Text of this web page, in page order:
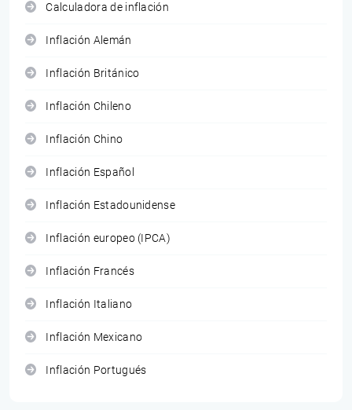
Calculadora de inflación
Inflación Alemán
Inflación Británico
Inflación Chileno
Inflación Chino
Inflación Español
Inflación Estadounidense
Inflación europeo (IPCA)
Inflación Francés
Inflación Italiano
Inflación Mexicano
Inflación Portugués